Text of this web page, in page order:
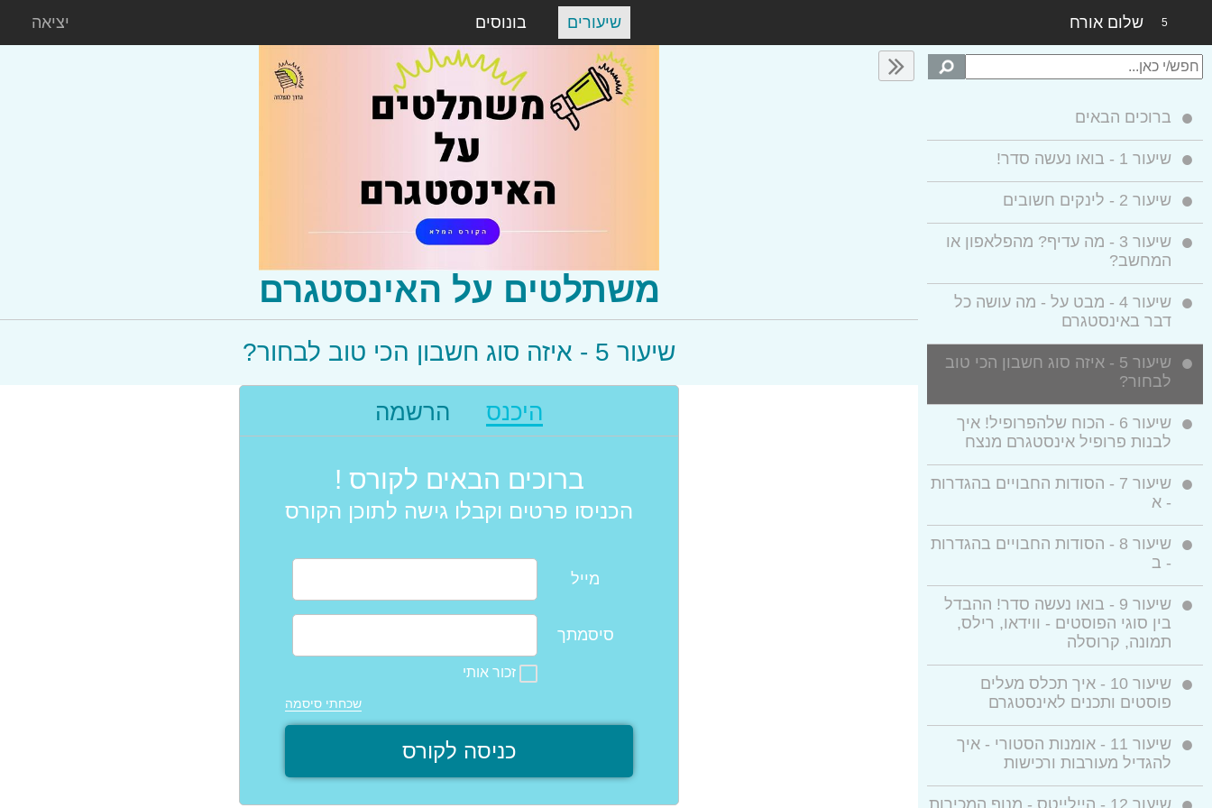
5 שלום אורח שיעורים בונוסים יציאה
ברוכים הבאים
שיעור 1 - בואו נעשה סדר!
שיעור 2 - לינקים חשובים
שיעור 3 -
מה עדיף? מהפלאפון או
המחשב?
שיעור 4 -
מבט על - מה עושה כל
דבר באינסטגרם
שיעור 5 -
איזה סוג חשבון הכי טוב
לבחור?
שיעור 6 -
הכוח שלהפרופיל! איך
לבנות פרופיל אינסטגרם מנצח
שיעור 7 -
הסודות החבויים בהגדרות
- א
שיעור 8 -
הסודות החבויים בהגדרות
- ב
שיעור 9 -
בואו נעשה סדר! ההבדל
בין סוגי הפוסטים - ווידאו, רילס,
תמונה, קרוסלה
שיעור 10 -
איך תכלס מעלים
פוסטים ותכנים לאינסטגרם
שיעור 11 -
אומנות הסטורי - איך
להגדיל מעורבות ורכישות
שיעור 12 - היילייטס - מנוף המכירות
משתלטים על האינסטגרם
שיעור 5 - איזה סוג חשבון הכי טוב לבחור?
היכנס הרשמה
ברוכים הבאים לקורס !
הכניסו פרטים וקבלו גישה לתוכן הקורס
מייל
סיסמתך
זכור אותי
שכחתי סיסמה